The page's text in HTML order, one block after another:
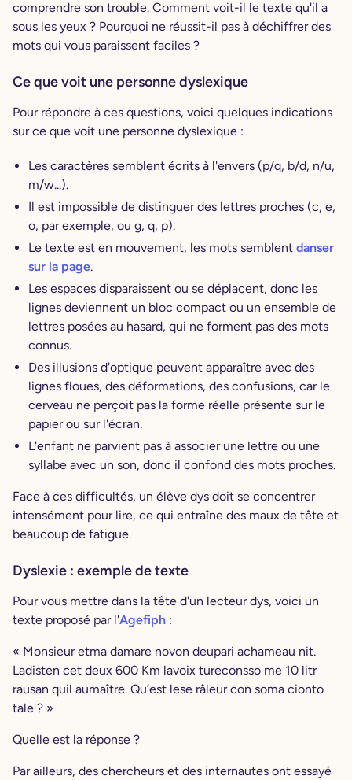
comprendre son trouble. Comment voit-il le texte qu'il a
sous les yeux ? Pourquoi ne réussit-il pas à déchiffrer des
mots qui vous paraissent faciles ?
Ce que voit une personne dyslexique
Pour répondre à ces questions, voici quelques indications
sur ce que voit une personne dyslexique :
Les caractères semblent écrits à l'envers (p/q, b/d, n/u,
m/w...).
Il est impossible de distinguer des lettres proches (c, e,
o, par exemple, ou g, q, p).
Le texte est en mouvement, les mots semblent danser
sur la page.
Les espaces disparaissent ou se déplacent, donc les
lignes deviennent un bloc compact ou un ensemble de
lettres posées au hasard, qui ne forment pas des mots
connus.
Des illusions d'optique peuvent apparaître avec des
lignes floues, des déformations, des confusions, car le
cerveau ne perçoit pas la forme réelle présente sur le
papier ou sur l'écran.
L'enfant ne parvient pas à associer une lettre ou une
syllabe avec un son, donc il confond des mots proches.
Face à ces difficultés, un élève dys doit se concentrer
intensément pour lire, ce qui entraîne des maux de tête et
beaucoup de fatigue.
Dyslexie : exemple de texte
Pour vous mettre dans la tête d'un lecteur dys, voici un
texte proposé par l'Agefiph :
« Monsieur etma damare novon deupari achameau nit.
Ladisten cet deux 600 Km lavoix tureconsso me 10 litr
rausan quil aumaître. Qu’est lese râleur con soma cionto
tale ? »
Quelle est la réponse ?
Par ailleurs, des chercheurs et des internautes ont essayé